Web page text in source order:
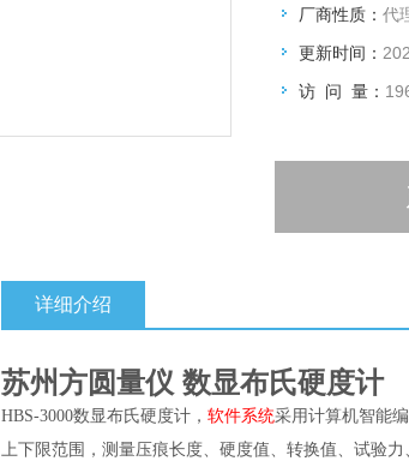
厂商性质： 代
更新时间：
访 问 量：
详细介绍
苏州方圆量仪 数显布氏硬度计
HBS-3000数显布氏硬度计， 软件系统采用计算机智能
上下限范围，测量压痕长度、硬度值、转换值、试验